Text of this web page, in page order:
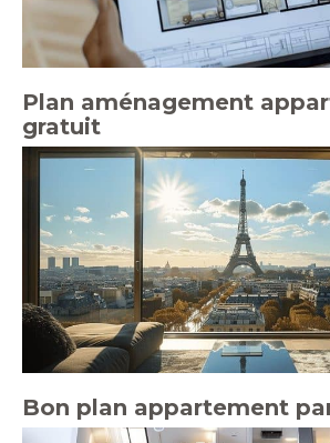
Plan aménagement
gratuit
Bon plan appartement